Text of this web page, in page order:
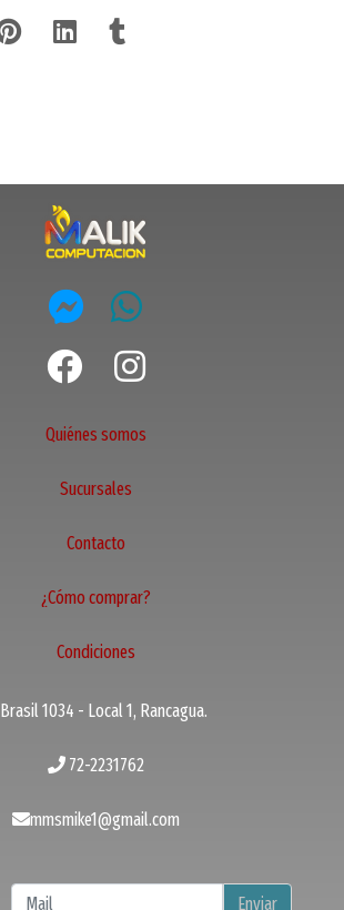
Quiénes somos
Sucursales
Contacto
¿Cómo comprar?
Condiciones
Brasil 1034 - Local 1, Rancagua.
72-2231762
mmsmike1@gmail.com
Enviar